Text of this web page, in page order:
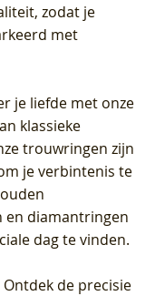
zodat je
met
je liefde met onze
klassieke
trouwringen zijn
je verbintenis te
diamantringen
dag te vinden.
Ontdek de precisie